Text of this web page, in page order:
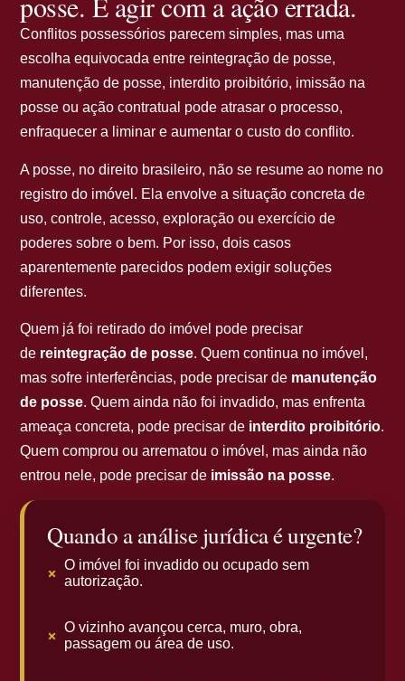
Conflitos possessórios parecem simples, mas uma
escolha equivocada entre reintegração de posse,
manutenção de posse, interdito proibitório, imissão na
posse ou ação contratual pode atrasar o processo,
enfraquecer a liminar e aumentar o custo do conflito.
A posse, no direito brasileiro, não se resume ao nome no
registro do imóvel. Ela envolve a situação concreta de
uso, controle, acesso, exploração ou exercício de
poderes sobre o bem. Por isso, dois casos
aparentemente parecidos podem exigir soluções
diferentes.
Quem já foi retirado do imóvel pode precisar
de reintegração de posse. Quem continua no imóvel,
mas sofre interferências, pode precisar de manutenção
de posse. Quem ainda não foi invadido, mas enfrenta
ameaça concreta, pode precisar de interdito proibitório.
Quem comprou ou arrematou o imóvel, mas ainda não
entrou nele, pode precisar de imissão na posse.
Quando a análise jurídica é urgente?
O imóvel foi invadido ou ocupado sem
autorização.
O vizinho avançou cerca, muro, obra,
passagem ou área de uso.